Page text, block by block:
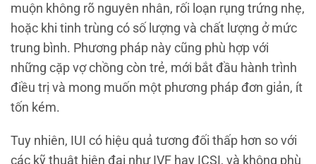
muộn không rõ nguyên nhân, rối loạn rụng trứng nhẹ,
hoặc khi tinh trùng có số lượng và chất lượng ở mức
trung bình. Phương pháp này cũng phù hợp với
những cặp vợ chồng còn trẻ, mới bắt đầu hành trình
điều trị và mong muốn một phương pháp đơn giản, ít
tốn kém.
Tuy nhiên, IUI có hiệu quả tương đối thấp hơn so với
các kỹ thuật hiện đại như IVF hay ICSI, và không phù